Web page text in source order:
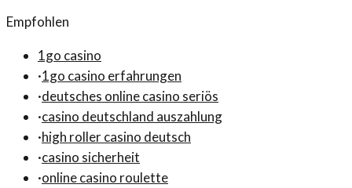
Empfohlen
1go casino
·1go casino erfahrungen
·deutsches online casino seriös
·casino deutschland auszahlung
·high roller casino deutsch
·casino sicherheit
·online casino roulette